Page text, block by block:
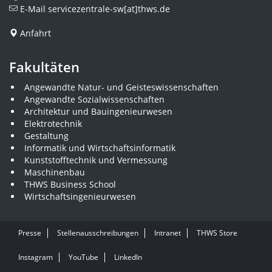
E-Mail servicezentrale-sw[at]thws.de
Anfahrt
Fakultäten
Angewandte Natur- und Geisteswissenschaften
Angewandte Sozialwissenschaften
Architektur und Bauingenieurwesen
Elektrotechnik
Gestaltung
Informatik und Wirtschaftsinformatik
Kunststofftechnik und Vermessung
Maschinenbau
THWS Business School
Wirtschaftsingenieurwesen
Presse Stellenausschreibungen Intranet THWS Store
Instagram YouTube LinkedIn